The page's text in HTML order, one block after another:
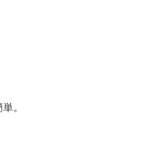
。